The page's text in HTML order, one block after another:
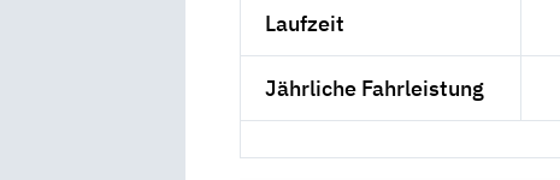
Laufzeit
Jährliche Fahrleistung